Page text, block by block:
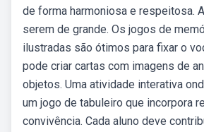
de forma harmoniosa e respeitosa.
serem de grande. Os jogos de
ilustradas são ótimos para fixar o
pode criar cartas com imagens de
objetos. Uma atividade interativa
um jogo de tabuleiro que incorpora
convivência. Cada aluno deve